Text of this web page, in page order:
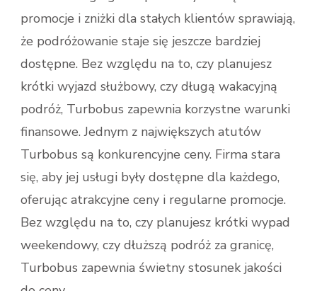
promocje i zniżki dla stałych klientów sprawiają,
że podróżowanie staje się jeszcze bardziej
dostępne. Bez względu na to, czy planujesz
krótki wyjazd służbowy, czy długą wakacyjną
podróż, Turbobus zapewnia korzystne warunki
finansowe. Jednym z największych atutów
Turbobus są konkurencyjne ceny. Firma stara
się, aby jej usługi były dostępne dla każdego,
oferując atrakcyjne ceny i regularne promocje.
Bez względu na to, czy planujesz krótki wypad
weekendowy, czy dłuższą podróż za granicę,
Turbobus zapewnia świetny stosunek jakości